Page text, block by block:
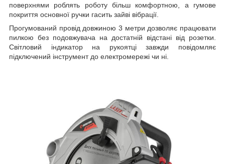
поверхнями роблять роботу більш комфортною, а гумове
покриття основної ручки гасить зайві вібрації.
Прогумований провід довжиною 3 метри дозволяє працювати
пилкою без подовжувача на достатній відстані від розетки.
Світловий індикатор на рукоятці завжди повідомляє
підключений інструмент до електромережі чи ні.